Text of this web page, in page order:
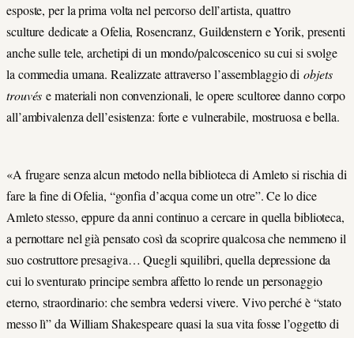
esposte, per la prima volta nel percorso dell’artista, quattro
sculture dedicate a Ofelia, Rosencranz, Guildenstern e Yorik, presenti
anche sulle tele, archetipi di un mondo/palcoscenico su cui si svolge
la commedia umana. Realizzate attraverso l’assemblaggio diobjets
trouvése materiali non convenzionali, le opere scultoree danno corpo
all’ambivalenza dell’esistenza: forte e vulnerabile, mostruosa e bella.
«A frugare senza alcun metodo nella biblioteca di Amleto si rischia di
fare la fine di Ofelia, “gonfia d’acqua come un otre”. Ce lo dice
Amleto stesso, eppure da anni continuo a cercare in quella biblioteca,
a pernottare nel già pensato così da scoprire qualcosa che nemmeno il
suo costruttore presagiva… Quegli squilibri, quella depressione da
cui lo sventurato principe sembra affetto lo rende un personaggio
eterno, straordinario: che sembra vedersi vivere. Vivo perché è “stato
messo lì” da William Shakespeare quasi la sua vita fosse l’oggetto di